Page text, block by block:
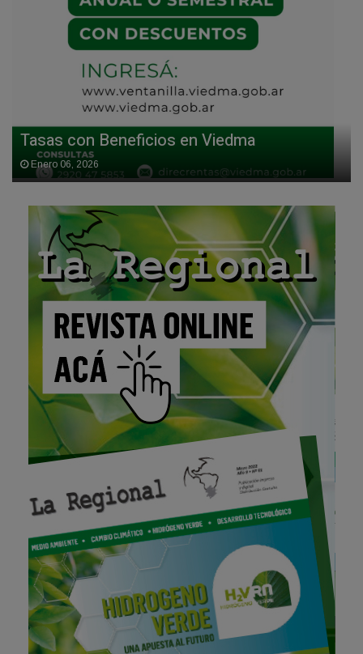
Tasas con Beneficios en Viedma
Enero 06, 2026